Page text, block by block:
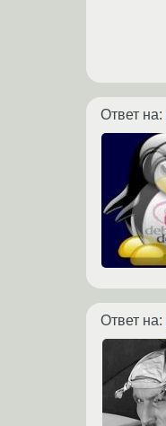
Ответ на:
Ответ на: